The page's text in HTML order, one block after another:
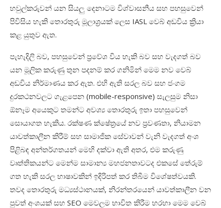
හවුල්කරුවන් යන සියලු‍ දෙනාටම විශ්වාසනීය සහ පහසුවෙන්
පිවිසිය හැකි තොරතුරු මූලාශ්‍රයක් ලෙස IASL වෙබ් අඩවිය ක්‍රියා
කළ යුතුව ඇත.
පැහැදිලි බව, පහසුවෙන් ප්‍රවේශ විය හැකි බව සහ වැදගත් බව
යන මූලික කරුණු තුන පදනම් කර ගනිමින් මෙම නව වෙබ්
අඩවිය නිර්මාණය කර ඇත. එහි ඇති සරල බව සහ ජංගම
දුරකථනවලට ගැළපෙන (mobile-responsive) සැලසුම නිසා
ඕනෑම අයෙකුට තමන්ට අවශ්‍ය තොරතුරු ඉතා පහසුවෙන්
සොයාගත හැකිය. රක්ෂණ ක්ෂේත්‍රයේ නව ප්‍රවණතා, නියාමන
යාවත්කාලීන කිරීම් සහ සාමාජික සේවාවන් වැනි වැදගත් අංශ
පිළිබඳ අන්තර්ගතයන් මෙහි දක්වා ඇති අතර, එම කරුණු
වෘත්තිකයන්ට මෙන්ම සාමාන්‍ය මහජනතාවටද එකසේ තේරුම්
ගත හැකි සරල භාෂාවකින් ඉදිරිපත් කර තිබීම විශේෂත්වයකි.
තවද තොරතුරු මධ්‍යස්ථානයක්, නිරන්තරයෙන් යාවත්කාලීන වන
පුවත් අංශයක් සහ SEO මෙවලම භාවිත කිරීම හරහා මෙම වෙබ්